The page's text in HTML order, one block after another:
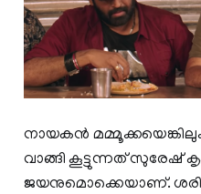
നായകൻ
വാങ്ങി കൂട്ടുന്നത് സുരേഷ്
ജയനുമൊക്കെയാണ്.